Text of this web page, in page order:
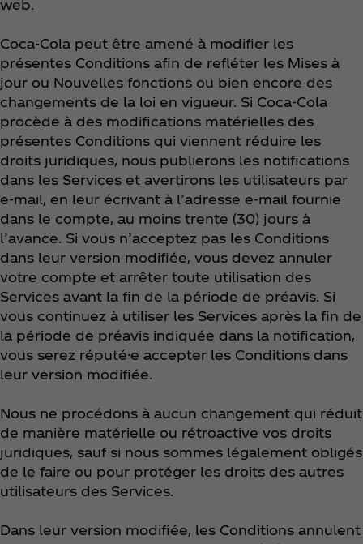
web.
Coca‑Cola peut être amené à modifier les
présentes Conditions afin de refléter les Mises à
jour ou Nouvelles fonctions ou bien encore des
changements de la loi en vigueur. Si Coca‑Cola
procède à des modifications matérielles des
présentes Conditions qui viennent réduire les
droits juridiques, nous publierons les notifications
dans les Services et avertirons les utilisateurs par
e-mail, en leur écrivant à l’adresse e-mail fournie
dans le compte, au moins trente (30) jours à
l’avance. Si vous n’acceptez pas les Conditions
dans leur version modifiée, vous devez annuler
votre compte et arrêter toute utilisation des
Services avant la fin de la période de préavis. Si
vous continuez à utiliser les Services après la fin de
la période de préavis indiquée dans la notification,
vous serez réputé·e accepter les Conditions dans
leur version modifiée.
Nous ne procédons à aucun changement qui réduit
de manière matérielle ou rétroactive vos droits
juridiques, sauf si nous sommes légalement obligés
de le faire ou pour protéger les droits des autres
utilisateurs des Services.
Dans leur version modifiée, les Conditions annulent